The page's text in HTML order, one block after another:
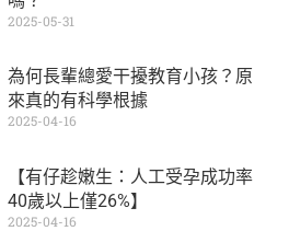
2025-05-31
為何長輩總愛干擾教育小孩？原
來真的有科學根據
2025-04-16
【有仔趁嫩生：人工受孕成功率
40歲以上僅26%】
2025-04-16